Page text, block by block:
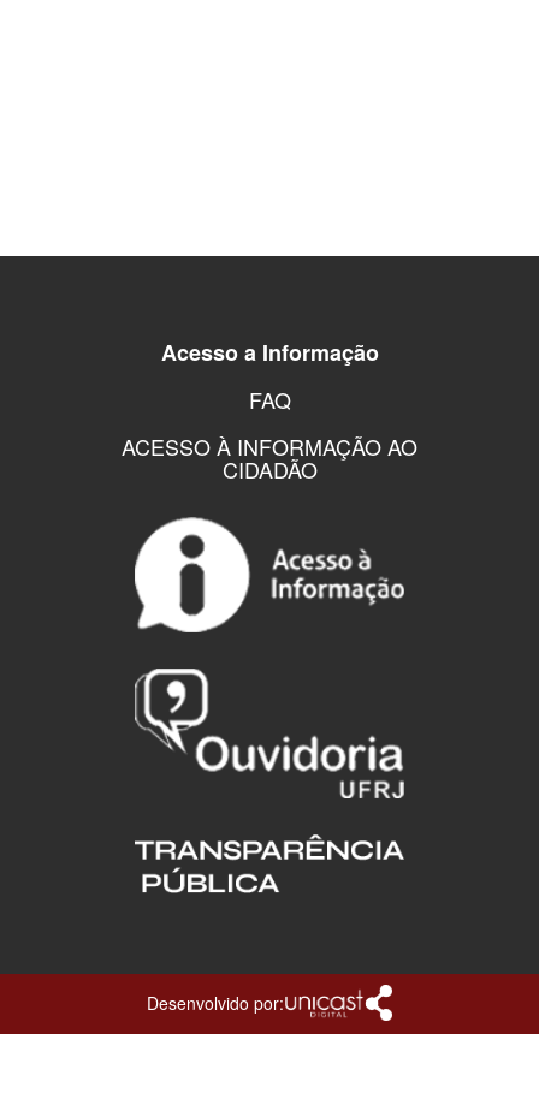
Acesso a Informação
FAQ
ACESSO À INFORMAÇÃO AO
CIDADÃO
Desenvolvido por: